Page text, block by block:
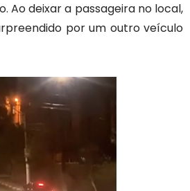
Ao deixar a passageira no local,
por um outro veículo